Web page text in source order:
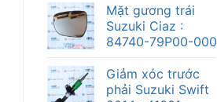
Mặt gương trái
Suzuki Ciaz :
84740-79P00-000
Giảm xóc trước
phải Suzuki Swift